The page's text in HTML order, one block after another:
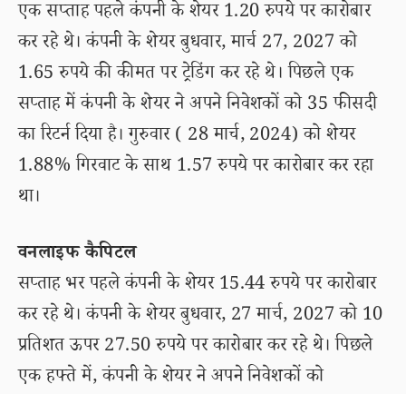
एक सप्ताह पहले कंपनी के शेयर 1.20 रुपये पर कारोबार
कर रहे थे। कंपनी के शेयर बुधवार, मार्च 27, 2027 को
1.65 रुपये की कीमत पर ट्रेडिंग कर रहे थे। पिछले एक
सप्ताह में कंपनी के शेयर ने अपने निवेशकों को 35 फीसदी
का रिटर्न दिया है। गुरुवार ( 28 मार्च, 2024) को शेयर
1.88% गिरवाट के साथ 1.57 रुपये पर कारोबार कर रहा
था।
वनलाइफ कैपिटल
सप्ताह भर पहले कंपनी के शेयर 15.44 रुपये पर कारोबार
कर रहे थे। कंपनी के शेयर बुधवार, 27 मार्च, 2027 को 10
प्रतिशत ऊपर 27.50 रुपये पर कारोबार कर रहे थे। पिछले
एक हफ्ते में, कंपनी के शेयर ने अपने निवेशकों को